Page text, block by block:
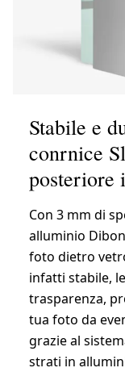
Stabile e
conrnice
posteriore
Con 3 mm di
alluminio
foto dietro
infatti stabile,
trasparenza,
tua foto da
grazie al
strati in